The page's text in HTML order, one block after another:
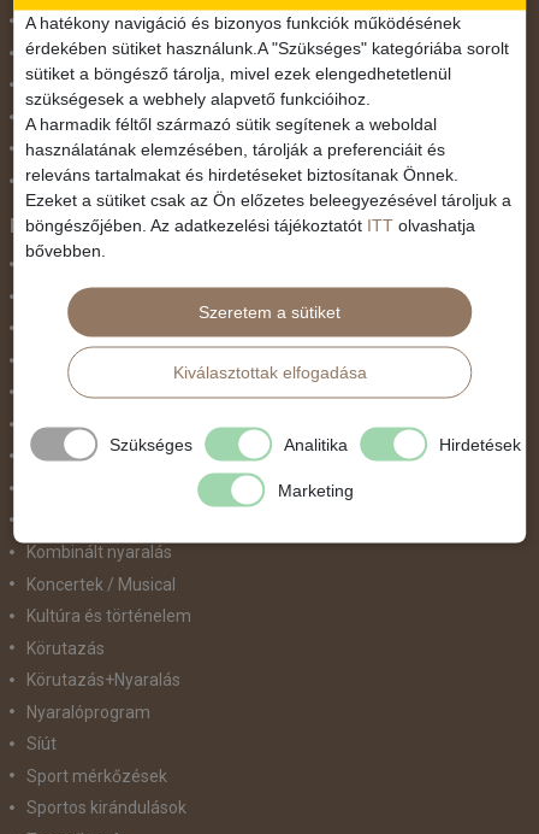
November 1.
Október 23.
Pünkösdi utazás
Szilveszter
Tavaszi szünet
Valentin nap
Programtípus
Belépőjegy
Egyéni út
Egzotikus út
Fesztiválok
Golfút
Gyalogtúra
Kombinált nyaralás
Koncertek / Musical
Kultúra és történelem
Körutazás
Körutazás+Nyaralás
Nyaralóprogram
Síút
Sport mérkőzések
Sportos kirándulások
A hatékony navigáció és bizonyos funkciók működésének
érdekében sütiket használunk.A "Szükséges" kategóriába sorolt
sütiket a böngésző tárolja, mivel ezek elengedhetetlenül
szükségesek a webhely alapvető funkcióihoz.
A harmadik féltől származó sütik segítenek a weboldal
használatának elemzésében, tárolják a preferenciáit és
releváns tartalmakat és hirdetéseket biztosítanak Önnek.
Ezeket a sütiket csak az Ön előzetes beleegyezésével tároljuk a
böngészőjében. Az adatkezelési tájékoztatót ITT olvashatja
bővebben.
Szeretem a sütiket
Kiválasztottak elfogadása
Szükséges Analitika Hirdetések
Marketing